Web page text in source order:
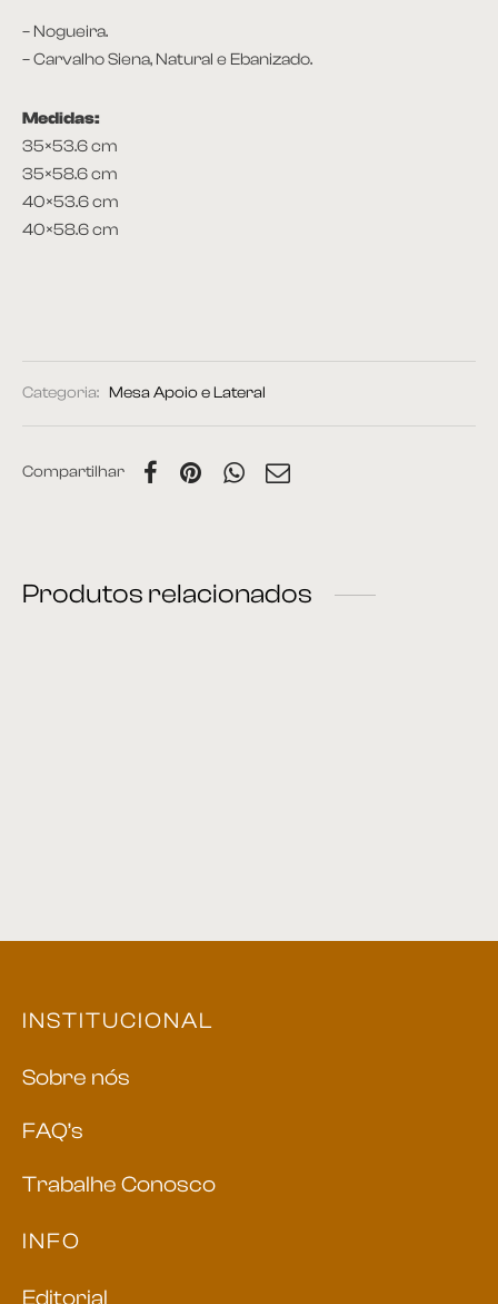
– Nogueira.
– Carvalho Siena, Natural e Ebanizado.
Medidas:
35×53.6 cm
35×58.6 cm
40×53.6 cm
40×58.6 cm
Categoria: Mesa Apoio e Lateral
Compartilhar
Produtos relacionados
INSTITUCIONAL
Sobre nós
FAQ’s
Trabalhe Conosco
INFO
Editorial